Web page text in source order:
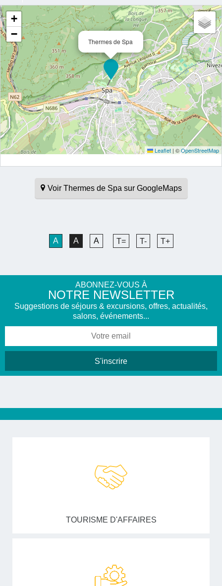
Thermes de Spa
+
−
Leaflet | ©OpenStreetMap
Voir Thermes de Spa sur GoogleMaps
A A A T= T- T+
ABONNEZ-VOUS À
NOTRE NEWSLETTER
Suggestions de séjours & excursions, offres, actualités,
salons, événements...
TOURISME D'AFFAIRES